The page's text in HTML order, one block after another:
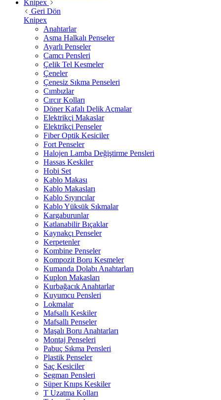
Knipex
Geri Dön
Knipex
Anahtarlar
Asma Halkalı Penseler
Ayarlı Penseler
Camcı Pensleri
Çelik Tel Kesmeler
Çeneler
Çenesiz Sıkma Penseleri
Cımbızlar
Cırcır Kolları
Döner Kafalı Delik Açmalar
Elektrikçi Makaslar
Elektrikçi Penseler
Fiber Optik Kesiciler
Fort Penseler
Halojen Lamba Değiştirme Pensleri
Hassas Keskiler
Hobi Set
Kablo Makası
Kablo Makasları
Kablo Sıyırıcılar
Kablo Yüksük Sıkmalar
Kargaburunlar
Katlanabilir Bıçaklar
Kaynakçı Penseler
Kerpetenler
Kombine Penseler
Kompozit Boru Kesmeler
Kumanda Dolabı Anahtarları
Kuplon Makasları
Kurbağacık Anahtarlar
Kuyumcu Pensleri
Lokmalar
Mafsallı Keskiler
Mafsallı Penseler
Maşalı Boru Anahtarları
Montaj Penseleri
Pabuç Sıkma Pensleri
Plastik Penseler
Saç Kesiciler
Segman Pensleri
Süper Knıps Keskiler
T Uzatma Kolları